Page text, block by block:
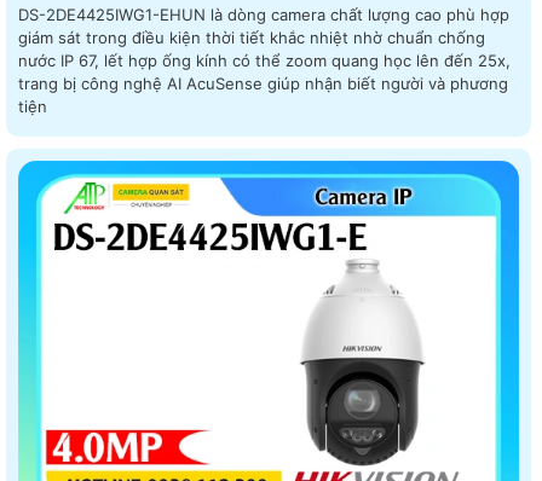
DS-2DE4425IWG1-EHUN là dòng camera chất lượng cao phù hợp
giám sát trong điều kiện thời tiết khắc nhiệt nhờ chuẩn chống
nước IP 67, lết hợp ống kính có thể zoom quang học lên đến 25x,
trang bị công nghệ AI AcuSense giúp nhận biết người và phương
tiện